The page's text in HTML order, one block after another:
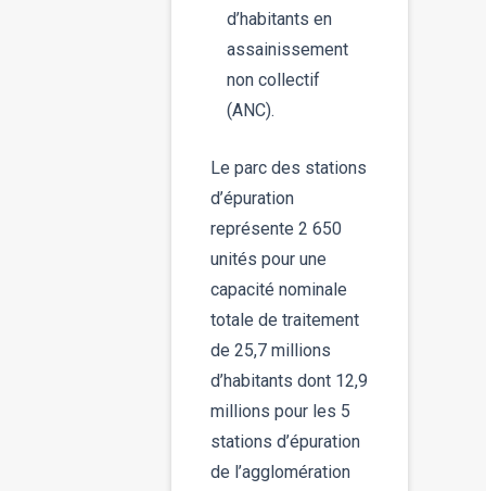
d’habitants en
assainissement
non collectif
(ANC).
Le parc des stations
d’épuration
représente 2 650
unités pour une
capacité nominale
totale de traitement
de 25,7 millions
d’habitants dont 12,9
millions pour les 5
stations d’épuration
de l’agglomération